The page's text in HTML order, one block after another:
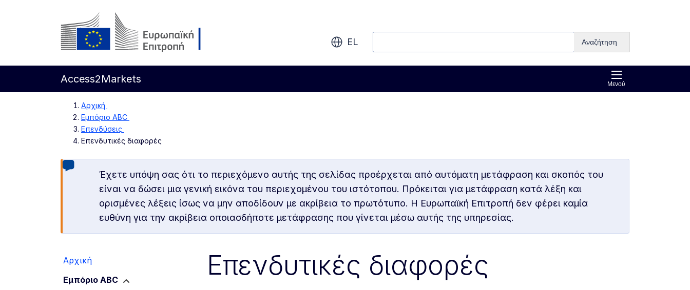
Απευθείας μετάβαση στο κύριο περιεχόμενο
EL Αναζήτηση
Μενού
Access2Markets
Αρχική
Εμπόριο ABC
Επενδύσεις
Επενδυτικές διαφορές
Έχετε υπόψη σας ότι το περιεχόμενο αυτής της σελίδας προέρχεται από αυτόματη μετάφραση και σκοπός του
είναι να δώσει μια γενική εικόνα του περιεχομένου του ιστότοπου. Πρόκειται για μετάφραση κατά λέξη και
ορισμένες λέξεις ίσως να μην αποδίδουν με ακρίβεια το πρωτότυπο. Η Ευρωπαϊκή Επιτροπή δεν φέρει καμία
ευθύνη για την ακρίβεια οποιασδήποτε μετάφρασης που γίνεται μέσω αυτής της υπηρεσίας.
Αρχική
Εμπόριο ABC
Επενδυτικές διαφορές